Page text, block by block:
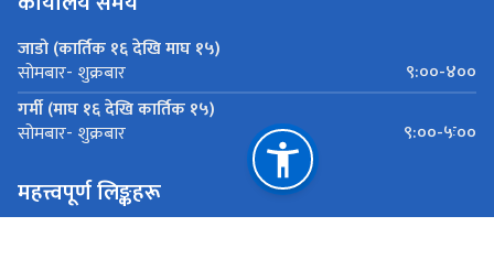
जाडो (कार्तिक १६ देखि माघ १५)
सोमबार- शुक्रबार
९:००-४००
गर्मी (माघ १६ देखि कार्तिक १५)
सोमबार- शुक्रबार ९:००-५ः००
महत्त्वपूर्ण लिङ्कहरू